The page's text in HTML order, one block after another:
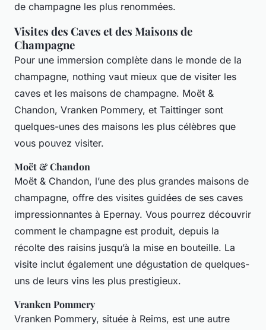
de champagne les plus renommées.
Visites des Caves et des Maisons de
Champagne
Pour une immersion complète dans le monde de la
champagne, nothing vaut mieux que de visiter les
caves et les maisons de champagne. Moët &
Chandon, Vranken Pommery, et Taittinger sont
quelques-unes des maisons les plus célèbres que
vous pouvez visiter.
Moët & Chandon
Moët & Chandon, l’une des plus grandes maisons de
champagne, offre des visites guidées de ses caves
impressionnantes à Epernay. Vous pourrez découvrir
comment le champagne est produit, depuis la
récolte des raisins jusqu’à la mise en bouteille. La
visite inclut également une dégustation de quelques-
uns de leurs vins les plus prestigieux.
Vranken Pommery
Vranken Pommery, située à Reims, est une autre